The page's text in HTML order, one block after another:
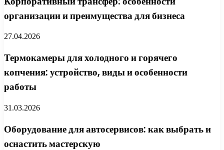
организации и преимущества для бизнеса
27.04.2026
Термокамеры для холодного и горячего
копчения: устройство, виды и особенности
работы
31.03.2026
Оборудование для автосервисов: как выбрать и
оснастить мастерскую